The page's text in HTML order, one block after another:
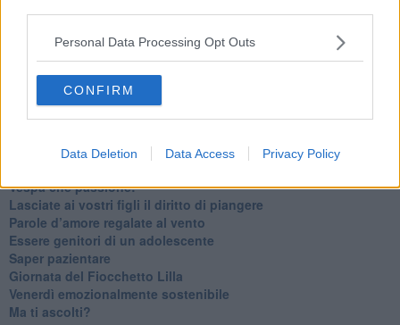
Personal Data Processing Opt Outs
CONFIRM
Data Deletion Data Access Privacy Policy
Quando il silenzio è aggressivo
​Il passato, questo conosciuto!
​Clima ballerino e sbalzi d’umore
La maternità
​L’uomo o l’orso?
​Tutta una questione di rispetto
​Vespa che passione!
​Lasciate ai vostri figli il diritto di piangere
​Parole d’amore regalate al vento
​Essere genitori di un adolescente
​Saper pazientare
​Giornata del Fiocchetto Lilla
​Venerdì emozionalmente sostenibile
Ma ti ascolti?